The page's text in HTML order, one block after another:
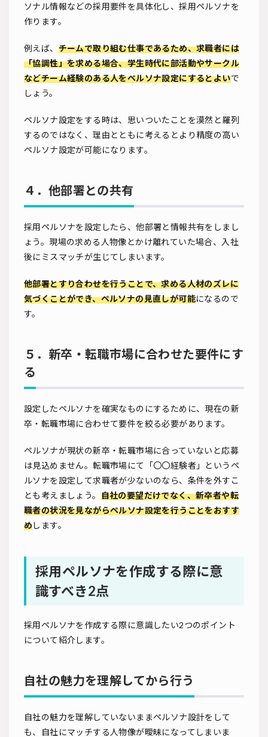
ソナル情報などの採用要件を具体化し、採用ペルソナを
作ります。
例えば、 チームで取り組む仕事であるため、求職者には
「協調性」を求める場合、学生時代に部活動やサークル
などチーム経験のある人をペルソナ設定にするとよいで
しょう。
ペルソナ設定をする時は、思いついたことを漠然と羅列
するのではなく、理由とともに考えるとより精度の高い
ペルソナ設定が可能になります。
４．他部署との共有
採用ペルソナを設定したら、他部署と情報共有をしまし
ょう。現場の求める人物像とかけ離れていた場合、入社
後にミスマッチが生じてしまいます。
他部署とすり合わせを行うことで、求める人材のズレに
気づくことができ、ペルソナの見直しが可能になるので
す。
５．新卒・転職市場に合わせた要件にす
る
設定したペルソナを確実なものにするために、現在の新
卒・転職市場に合わせて要件を絞る必要があります。
ペルソナが現状の新卒・転職市場に合っていないと応募
は見込めません。転職市場にて「〇〇経験者」というペ
ルソナを設定して求職者が少ないのなら、条件を外すこ
とも考えましょう。 自社の要望だけでなく、新卒者や転
職者の状況を見ながらペルソナ設定を行うことをおすす
めします。
採用ペルソナを作成する際に意
識すべき2点
採用ペルソナを作成する際に意識したい2つのポイント
について紹介します。
自社の魅力を理解してから行う
自社の魅力を理解していないままペルソナ設計をして
も、自社にマッチする人物像が曖昧になってしまいま